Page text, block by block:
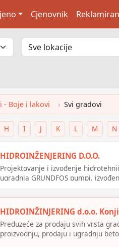
Cjenovnik
- Boje i lakovi Svi gradovi
H I J K L M N
HIDROINŽENJERING D.O.O.
Projektovanje i izvođenje
ugradnja GRUNDFOS pumpi,
HIDROINŽINJERING d.o.o.
Preduzeće za prodaju svih vrsta
proizvodnju, prodaju i ugradnju